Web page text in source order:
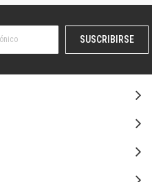
SUSCRIBIRSE